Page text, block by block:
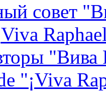
совет
"Вива
"¡Viva